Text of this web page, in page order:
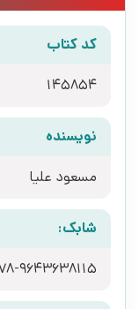
کد کتاب
145854
نویسنده
مسعود علیا
شابک: